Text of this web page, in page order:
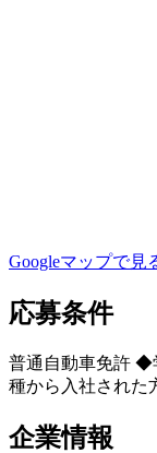
Googleマップで見
応募条件
普通自動車免許
種から入社された
企業情報